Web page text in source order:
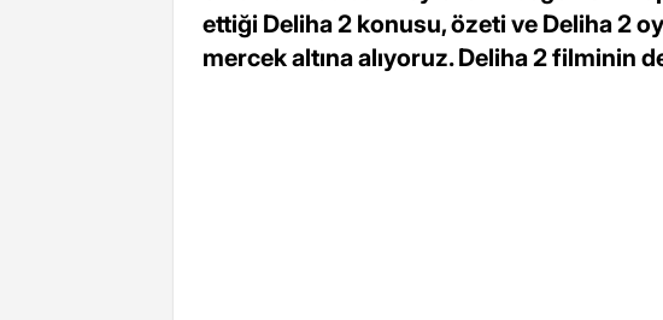
ettiği Deliha 2 konusu, özeti ve Deliha 2
mercek altına alıyoruz. Deliha 2 filminin